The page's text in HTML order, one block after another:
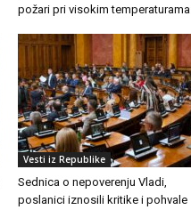
požari pri visokim temperaturama
Vesti iz Republike
Sednica o nepoverenju Vladi,
poslanici iznosili kritike i pohvale